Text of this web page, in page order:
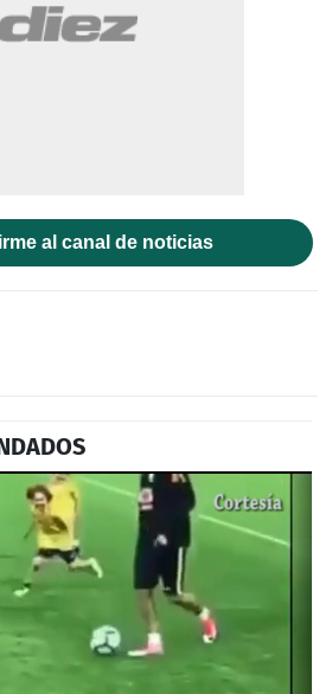
al canal de noticias